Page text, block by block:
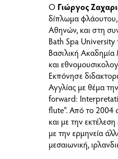
Ο Γιώργος
δίπλωμα
Αθηνών, και στη
Bath Spa University
Βασιλική
και
Εκπόνησε
Αγγλίας με θέμα
forward:
flute". Από το 2004
και με την
με την ερμηνεία
μεσαιωνική,